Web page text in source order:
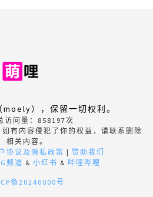
），保留一切权利。
访问量： 858197次
有内容侵犯了你的权益，请联系删除
相关内容。
协议及隐私政策 | 赞助我们
频道 & 小红书 & 哔哩哔哩
备20240000号